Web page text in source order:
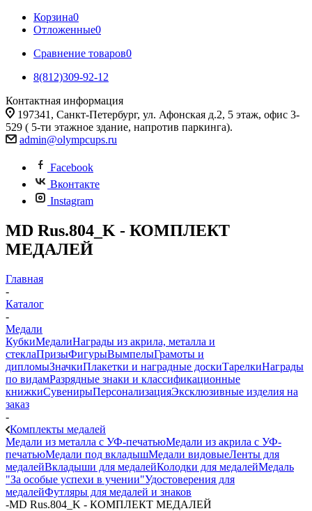
Корзина0
Отложенные0
Сравнение товаров0
8(812)309-92-12
Контактная информация
197341, Санкт-Петербург, ул. Афонская д.2, 5 этаж, офис 3-
529 ( 5-ти этажное здание, напротив паркинга).
admin@olympcups.ru
Facebook
Вконтакте
Instagram
MD Rus.804_K - КОМПЛЕКТ
МЕДАЛЕЙ
Главная
-
Каталог
-
Медали
КубкиМедалиНаграды из акрила, металла и
стеклаПризыФигурыВымпелыГрамоты и
дипломыЗначкиПлакетки и наградные доскиТарелкиНаграды
по видамРазрядные знаки и классификационные
книжкиСувенирыПерсонализацияЭксклюзивные изделия на
заказ
-
Комплекты медалей
Медали из металла с УФ-печатьюМедали из акрила с УФ-
печатьюМедали под вкладышМедали видовыеЛенты для
медалейВкладыши для медалейКолодки для медалейМедаль
"За особые успехи в учении"Удостоверения для
медалейФутляры для медалей и знаков
-MD Rus.804_K - КОМПЛЕКТ МЕДАЛЕЙ